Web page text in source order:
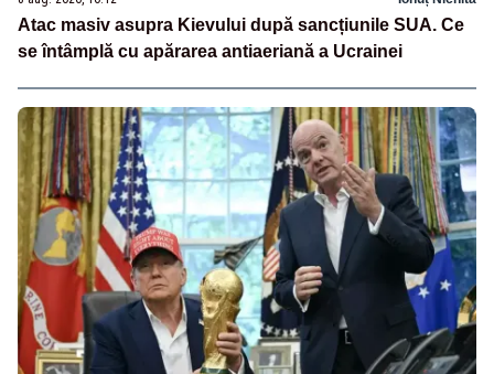
Atac masiv asupra Kievului după sancțiunile SUA. Ce
se întâmplă cu apărarea antiaeriană a Ucrainei